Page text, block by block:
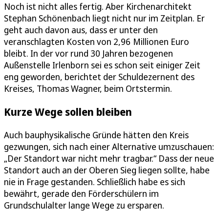
Noch ist nicht alles fertig. Aber Kirchenarchitekt
Stephan Schönenbach liegt nicht nur im Zeitplan. Er
geht auch davon aus, dass er unter den
veranschlagten Kosten von 2,96 Millionen Euro
bleibt. In der vor rund 30 Jahren bezogenen
Außenstelle Irlenborn sei es schon seit einiger Zeit
eng geworden, berichtet der Schuldezernent des
Kreises, Thomas Wagner, beim Ortstermin.
Kurze Wege sollen bleiben
Auch bauphysikalische Gründe hätten den Kreis
gezwungen, sich nach einer Alternative umzuschauen:
„Der Standort war nicht mehr tragbar.“ Dass der neue
Standort auch an der Oberen Sieg liegen sollte, habe
nie in Frage gestanden. Schließlich habe es sich
bewährt, gerade den Förderschülern im
Grundschulalter lange Wege zu ersparen.